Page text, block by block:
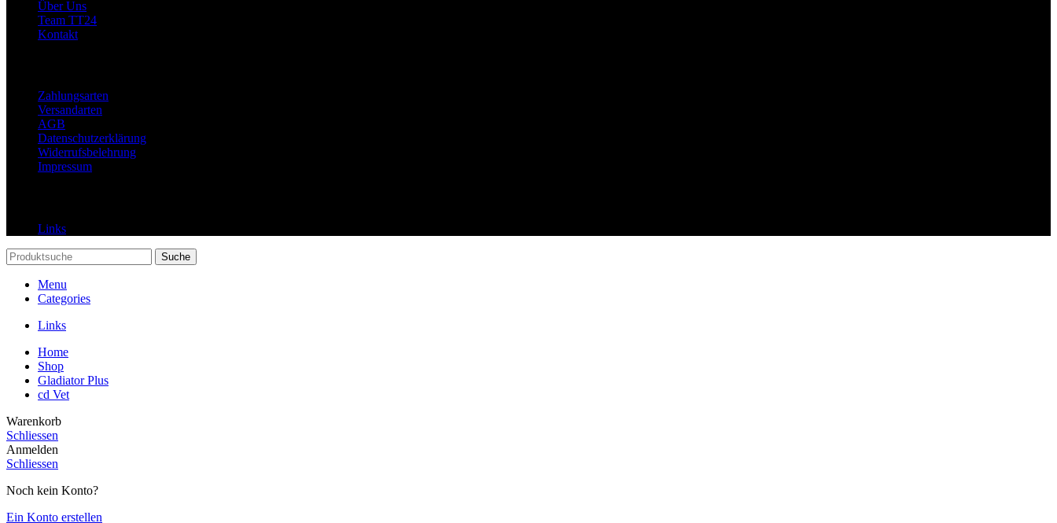
Über Uns
Team TT24
Kontakt
Zahlungsarten
Versandarten
AGB
Datenschutzerklärung
Widerrufsbelehrung
Impressum
Links
Suche
Menu
Categories
Links
Home
Shop
Gladiator Plus
cd Vet
Warenkorb
Schliessen
Anmelden
Schliessen
Noch kein Konto?
Ein Konto erstellen